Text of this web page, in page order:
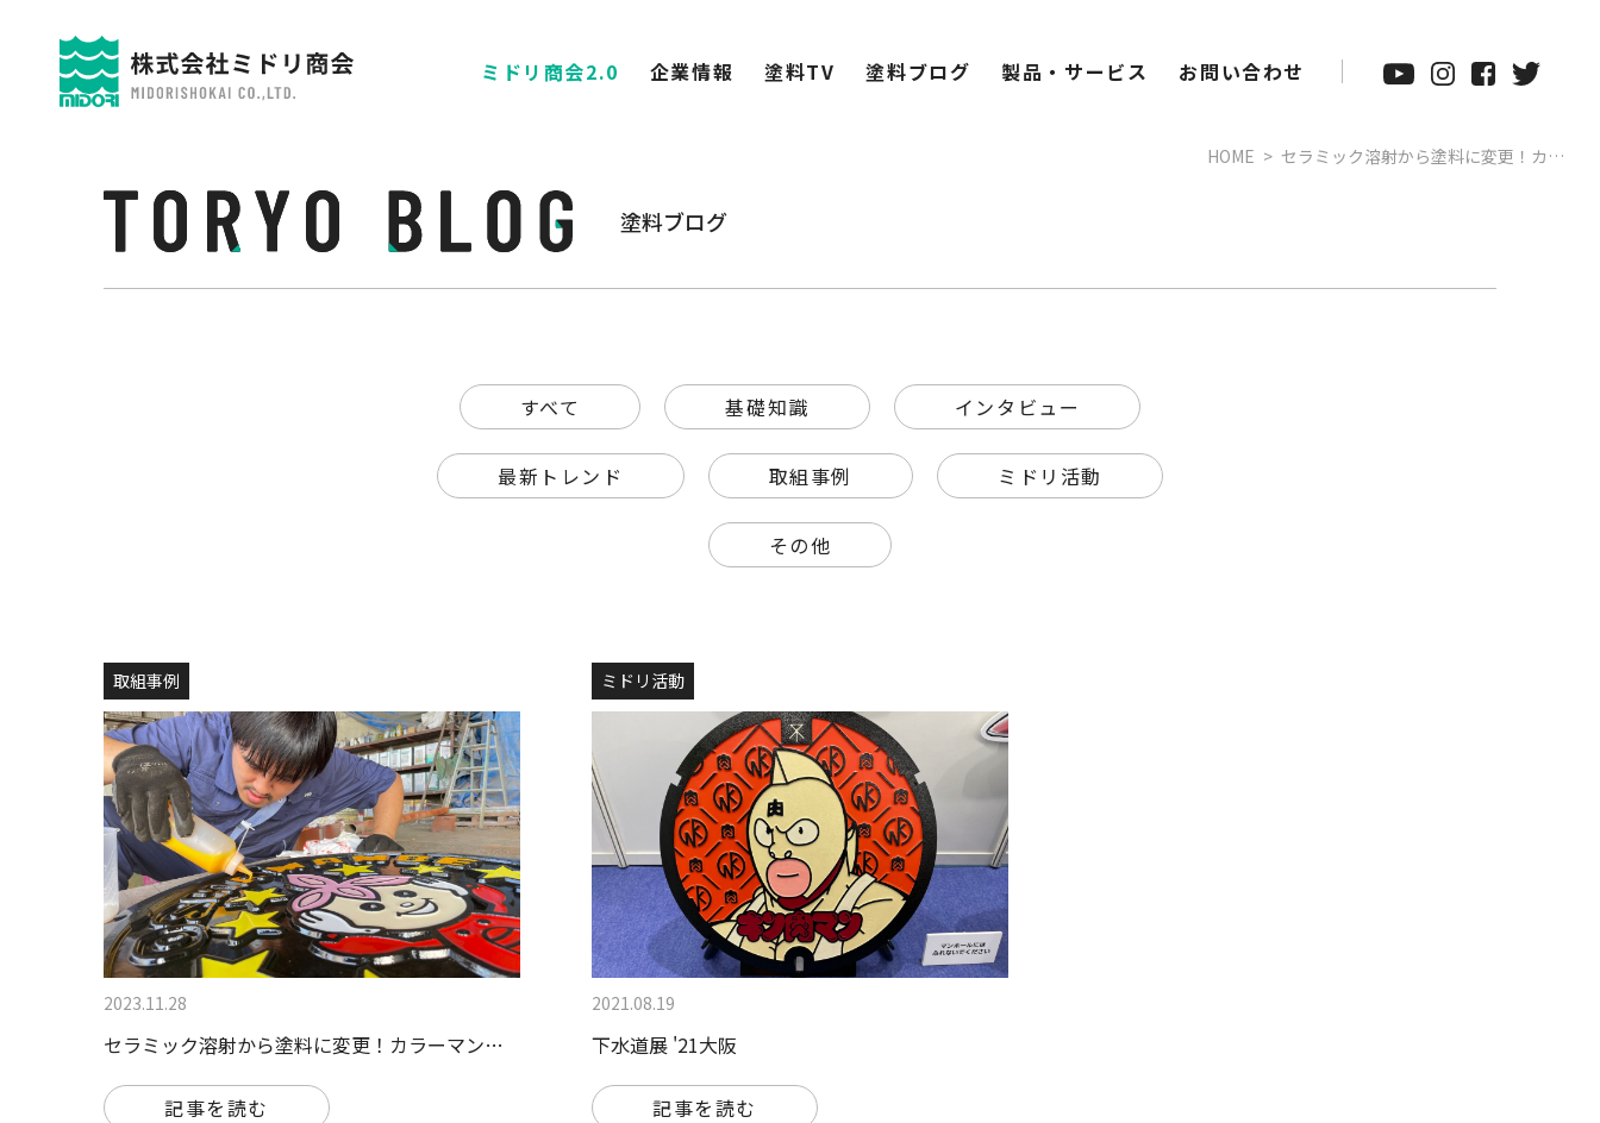
ミドリ商会2.0 企業情報 塗料TV 塗料ブログ 製品・サービス お問い合わせ
HOME セラミック溶射から塗料に変更！カ…
塗料ブログ
すべて 基礎知識 インタビュー
最新トレンド 取組事例 ミドリ活動
その他
取組事例
2023.11.28
セラミック溶射から塗料に変更！カラーマン…
記事を読む
ミドリ活動
2021.08.19
下水道展 '21大阪
記事を読む